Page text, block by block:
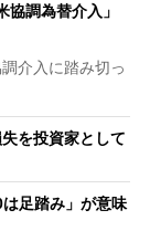
調為替介入」
介入に踏み切っ
を投資家として
は足踏み」が意味